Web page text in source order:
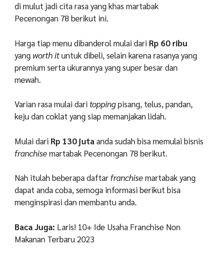
di mulut jadi cita rasa yang khas martabak
Pecenongan 78 berikut ini.
Harga tiap menu dibanderol mulai dari Rp 60 ribu
yang worth ituntuk dibeli, selain karena rasanya yang
premium serta ukurannya yang super besar dan
mewah.
Varian rasa mulai daritoppingpisang, telus, pandan,
keju dan coklat yang siap memanjakan lidah.
Mulai dari Rp 130 jutaanda sudah bisa memulai bisnis
franchisemartabak Pecenongan 78 berikut.
Nah itulah beberapa daftarfranchisemartabak yang
dapat anda coba, semoga informasi berikut bisa
menginspirasi dan membantu anda.
Baca Juga: Laris! 10+ Ide Usaha Franchise Non
Makanan Terbaru 2023